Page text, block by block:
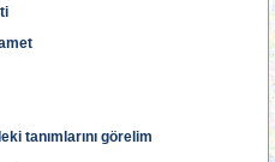
tanımlarını görelim